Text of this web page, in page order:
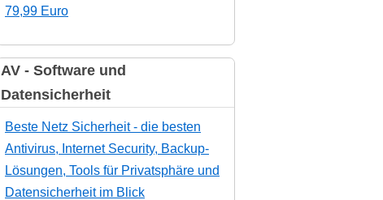
79,99 Euro
AV - Software und
Datensicherheit
Beste Netz Sicherheit - die besten
Antivirus, Internet Security, Backup-
Lösungen, Tools für Privatsphäre und
Datensicherheit im Blick